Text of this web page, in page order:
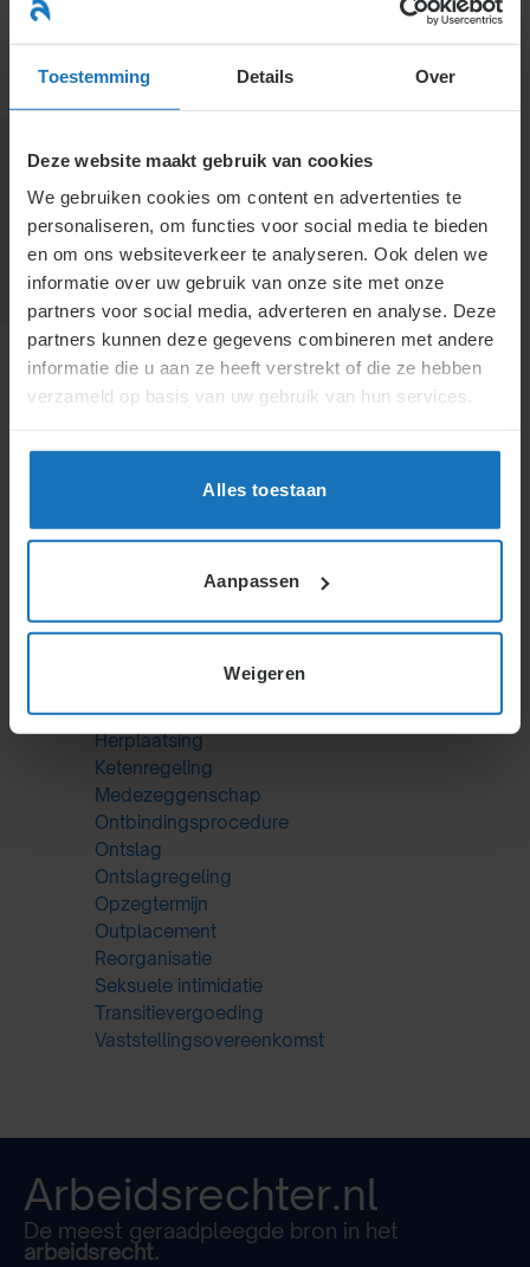
Toestemming Details Over
Deze website maakt gebruik van cookies
We gebruiken cookies om content en advertenties te
personaliseren, om functies voor social media te bieden
en om ons websiteverkeer te analyseren. Ook delen we
informatie over uw gebruik van onze site met onze
partners voor social media, adverteren en analyse. Deze
partners kunnen deze gegevens combineren met andere
informatie die u aan ze heeft verstrekt of die ze hebben
verzameld op basis van uw gebruik van hun services.
Alles toestaan
Aanpassen
Weigeren
naar
inhoud
Kennisbank
Inhoudsopgave
Trefwoorden
Aanzegtermijn
Arbeidscontract
Arbeidsovereenkomst
Beëindigingsovereenkomst
Concurrentiebeding
Getuigschrift
Herplaatsing
Ketenregeling
Medezeggenschap
Ontbindingsprocedure
Ontslag
Ontslagregeling
Opzegtermijn
Outplacement
Reorganisatie
Seksuele intimidatie
Transitievergoeding
Vaststellingsovereenkomst
Arbeidsrechter.nl
De meest geraadpleegde bron in het
arbeidsrecht.